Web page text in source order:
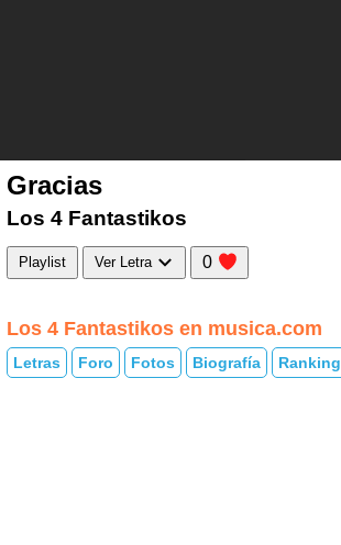
Gracias
Los 4 Fantastikos
Playlist Ver Letra 0
Los 4 Fantastikos en musica.com
Letras Foro Fotos Biografía Ranking